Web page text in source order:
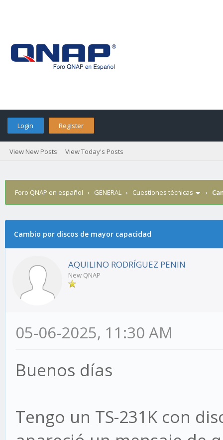
Login Register
View New Posts View Today's Posts
Foro QNAP en español › GENERAL › Cuestiones técnicas ›
Cambio por discos de mayor capacidad
AQUILINO RODRÍGUEZ PENIN
New QNAP
05-06-2025, 11:30 AM
Buenos días
Tengo un TS-231K con